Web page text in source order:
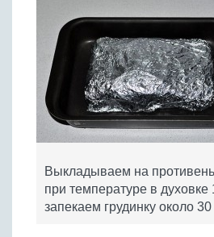
Выкладываем на
при температуре в духовке
запекаем грудинку около 30